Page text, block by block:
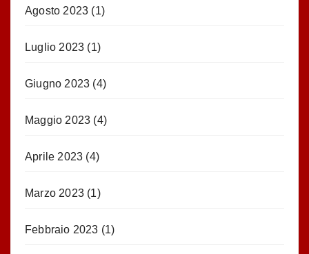
Agosto 2023 (1)
Luglio 2023 (1)
Giugno 2023 (4)
Maggio 2023 (4)
Aprile 2023 (4)
Marzo 2023 (1)
Febbraio 2023 (1)